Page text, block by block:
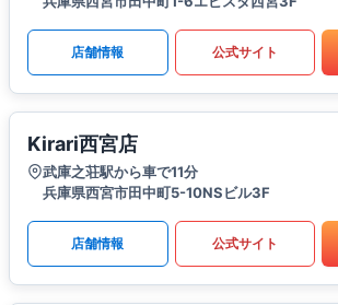
店舗情報 公式サイト
Kirari西宮店
武庫之荘駅から車で11分
兵庫県西宮市田中町5-10NSビル3F
店舗情報 公式サイト